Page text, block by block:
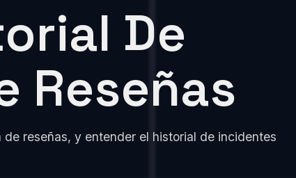
De
Reseñas
reseñas, y entender el historial de incidentes